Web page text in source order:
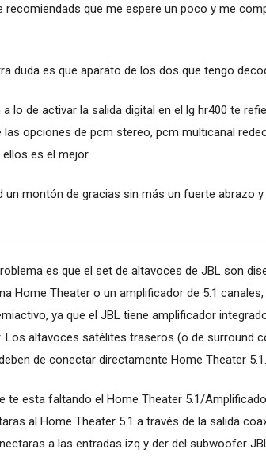
recomiendads que me espere un poco y me
duda es que aparato de los dos que tengo
a lo de activar la salida digital en el lg hr400 te
las opciones de pcm stereo, pcm multicanal
ellos es el mejor
un montón de gracias sin más un fuerte abrazo y
es que el set de altavoces de JBL son
Home Theater o un amplificador de 5.1
ya que el JBL tiene amplificador
Los altavoces satélites traseros (o de surround
de conectar directamente Home Theater 5.1.
te esta faltando el Home Theater 5.1/
al Home Theater 5.1 a través de la salida
a las entradas izq y der del subwoofer